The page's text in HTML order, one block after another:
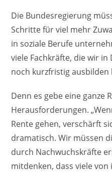
Die Bundesregierung
Schritte für viel mehr
in soziale Berufe
viele Fachkräfte, die wir
noch kurzfristig ausbilden
Denn es gebe eine ganze
Herausforderungen.
Rente gehen, verschärft
dramatisch. Wir müssen
durch Nachwuchskräfte
mitdenken, dass viele von